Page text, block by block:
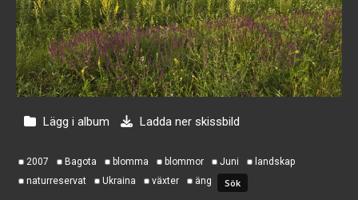
Lägg i album Ladda ner skissbild
2007 Bagota blomma blommor Juni
landskap
naturreservat
Ukraina växter äng